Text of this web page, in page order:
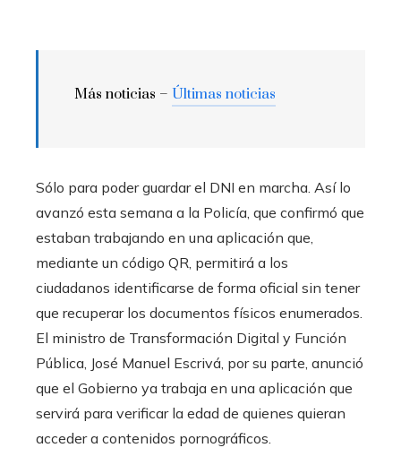
Más noticias – Últimas noticias
Sólo para poder guardar el DNI en marcha. Así lo
avanzó esta semana a la Policía, que confirmó que
estaban trabajando en una aplicación que,
mediante un código QR, permitirá a los
ciudadanos identificarse de forma oficial sin tener
que recuperar los documentos físicos enumerados.
El ministro de Transformación Digital y Función
Pública, José Manuel Escrivá, por su parte, anunció
que el Gobierno ya trabaja en una aplicación que
servirá para verificar la edad de quienes quieran
acceder a contenidos pornográficos.